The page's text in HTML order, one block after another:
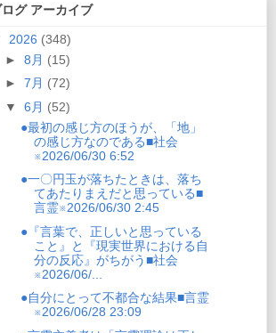
ログ アーカイブ
2026 (348)
► 8月 (15)
► 7月 (72)
▼ 6月 (52)
●最初の感じ方のほうが、「地」
の感じ方なのである■社会
※2026/06/30 6:52
●一〇円玉が落ちたときは、落ち
てあたりまえだと思っている■
言霊※2026/06/30 2:45
●『言葉で、正しいと思っている
こと』と『現実世界における自
分の反応』がちがう■社会
※2026/06/...
●自分にとって不都合な結果■言霊
※2026/06/28 23:09